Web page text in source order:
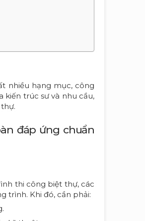
nhiều hạng mục, công
kiến trúc sư và nhu cầu,
đáp ứng chuẩn
thi công biệt thự, các
trình. Khi đó, cần phải: